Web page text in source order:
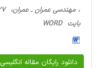
بایت WORD
دانلود رایگان مقاله انگلیسی